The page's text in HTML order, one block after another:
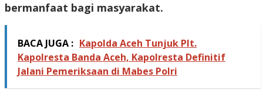
bermanfaat bagi masyarakat.
BACA JUGA : Kapolda Aceh Tunjuk Plt.
Kapolresta Banda Aceh, Kapolresta Definitif
Jalani Pemeriksaan di Mabes Polri